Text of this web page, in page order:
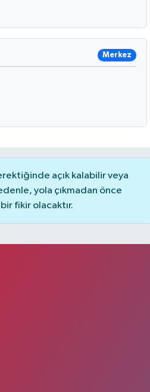
Merkez
açık kalabilir veya
yola çıkmadan önce
fikir olacaktır.